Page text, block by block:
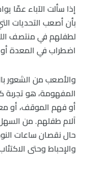
إذا سألت الآباء عمّا
بأن أصعب التحديات
لطفلهم في منتصف
اضطراب في المعدة أو
والأصعب من الشعور
المفهومة، هو تجربة
أو فهم الموقف، أو
آلام طفلهم. من
حال نقصان ساعات
والإحباط وحتى